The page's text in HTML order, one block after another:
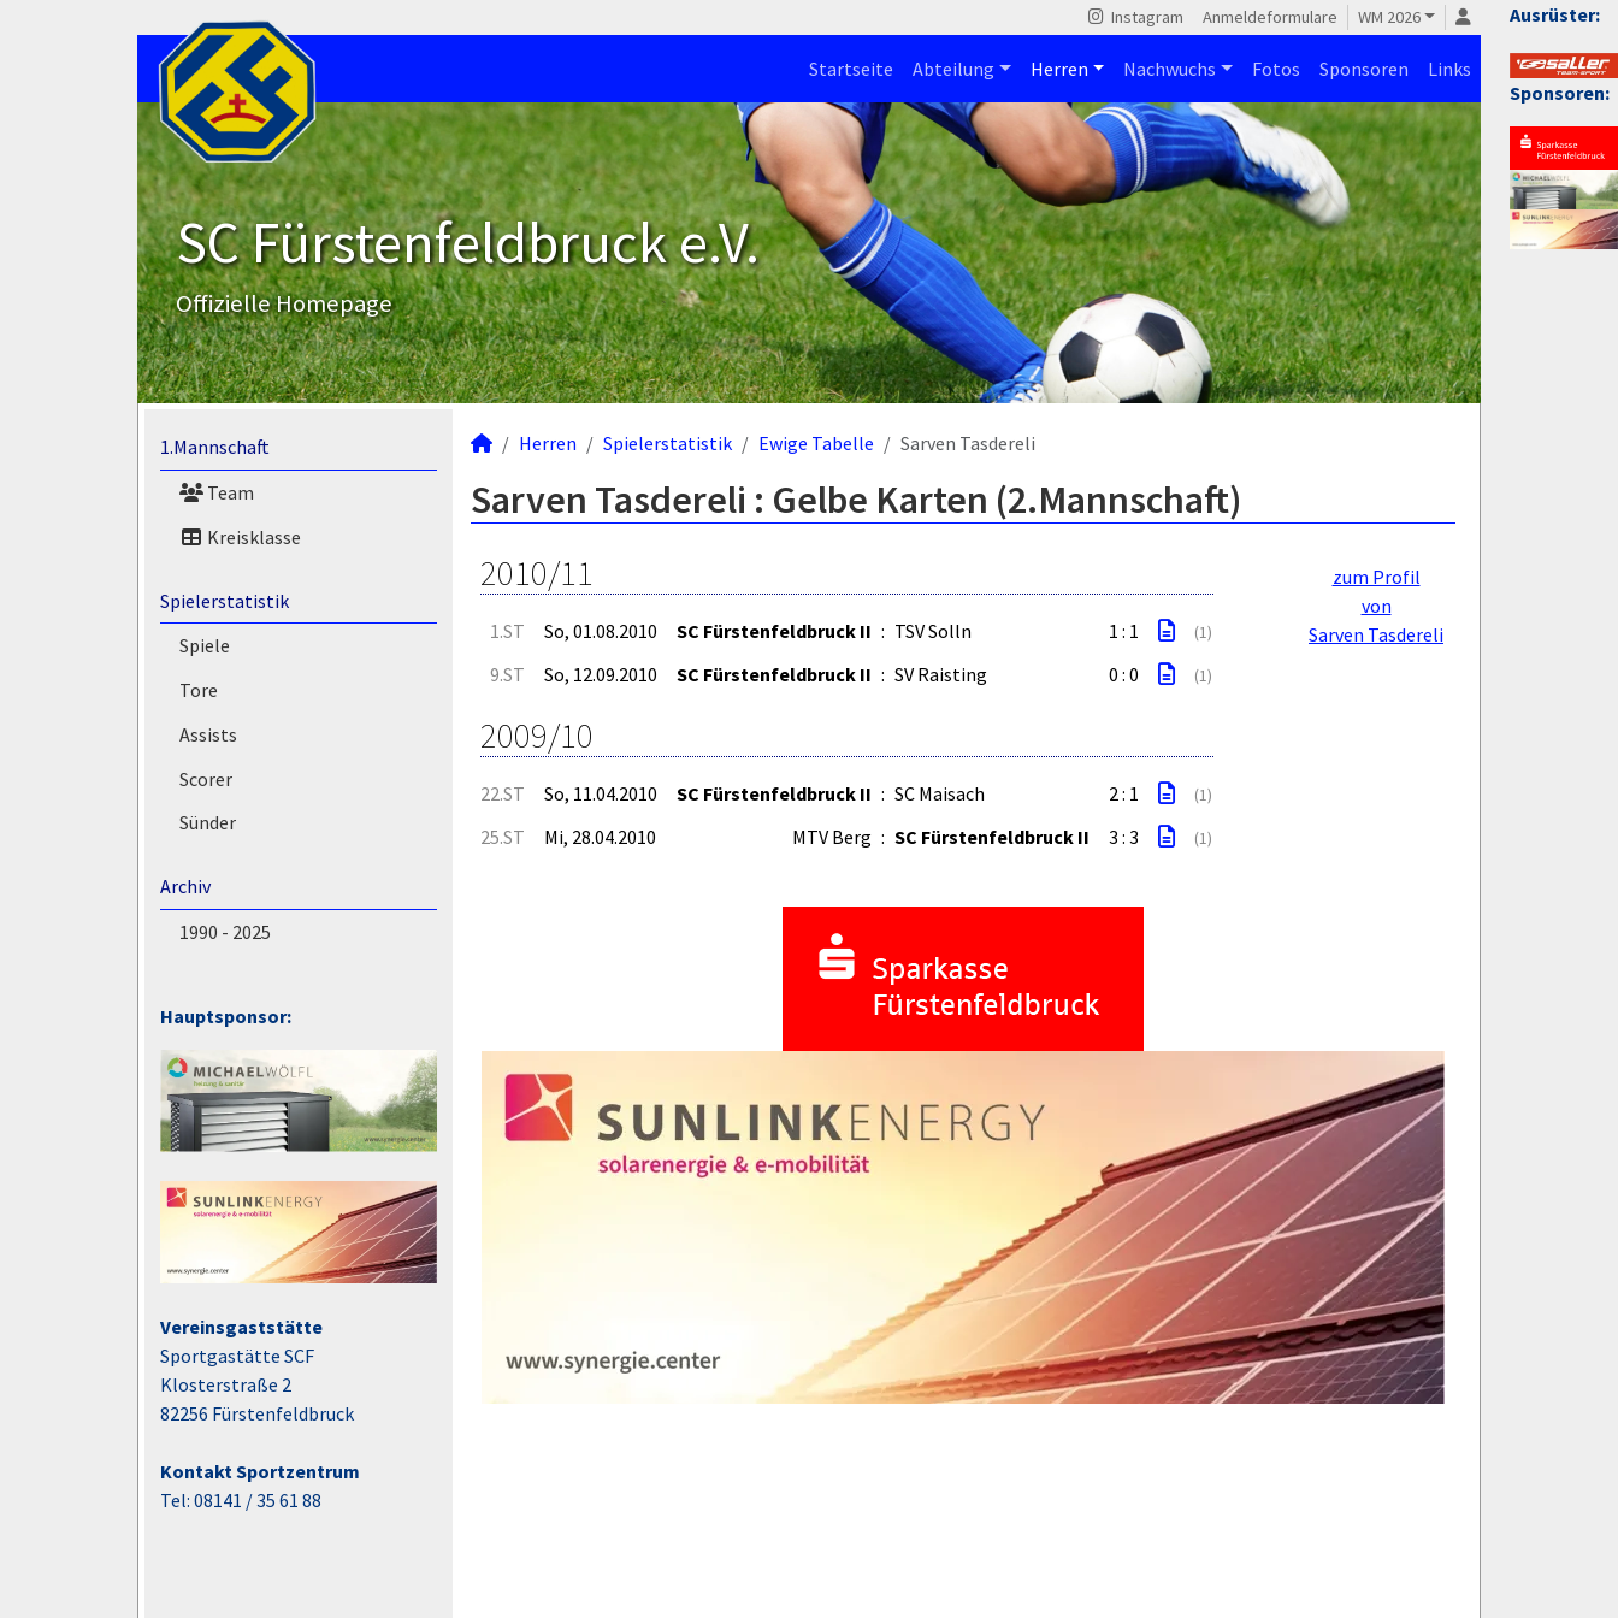
Ausrüster:
Sponsoren:
Instagram Anmeldeformulare WM 2026
Startseite Abteilung Herren Nachwuchs Fotos Sponsoren Links
SC Fürstenfeldbruck e.V.
Offizielle Homepage
1.Mannschaft
Team
Kreisklasse
Spielerstatistik
Spiele
Tore
Assists
Scorer
Sünder
Archiv
1990 - 2025
Hauptsponsor:
Vereinsgaststätte
Sportgastätte SCF
Klosterstraße 2
82256 Fürstenfeldbruck
Kontakt Sportzentrum
Tel: 08141 / 35 61 88
Herren Spielerstatistik Ewige Tabelle Sarven Tasdereli
Sarven Tasdereli : Gelbe Karten (2.Mannschaft)
zum Profil
von
Sarven Tasdereli
2010/11
1.ST So, 01.08.2010 SC Fürstenfeldbruck II : TSV Solln 1 : 1 (1)
9.ST So, 12.09.2010 SC Fürstenfeldbruck II : SV Raisting 0 : 0 (1)
2009/10
22.ST So, 11.04.2010 SC Fürstenfeldbruck II : SC Maisach 2 : 1 (1)
25.ST Mi, 28.04.2010 MTV Berg : SC Fürstenfeldbruck II 3 : 3 (1)